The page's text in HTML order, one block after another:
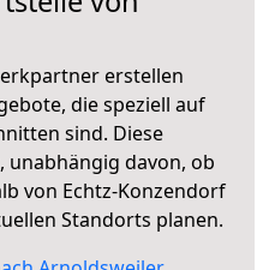
erstellen
die speziell auf
sind. Diese
unabhängig davon, ob
von Echtz-Konzendorf
Standorts planen.